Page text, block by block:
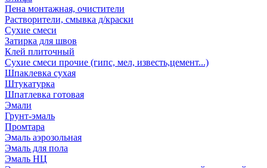
Пена монтажная, очистители
Растворители, смывка д/краски
Сухие смеси
Затирка для швов
Клей плиточный
Сухие смеси прочие (гипс, мел, известь,цемент...)
Шпаклевка сухая
Штукатурка
Шпатлевка готовая
Эмали
Грунт-эмаль
Промтара
Эмаль аэрозольная
Эмаль для пола
Эмаль НЦ